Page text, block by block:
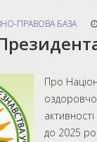
ПРАВОВА БАЗА
Про
до 2025